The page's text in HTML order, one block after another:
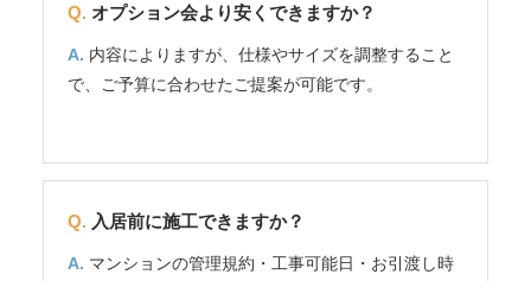
オプション会より安くできますか？
内容によりますが、仕様やサイズを調整すること
で、ご予算に合わせたご提案が可能です。
入居前に施工できますか？
マンションの管理規約・工事可能日・お引渡し時